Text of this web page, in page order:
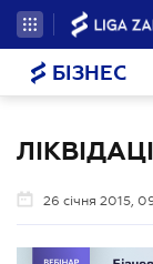
БІЗНЕС
26 січня 2015,